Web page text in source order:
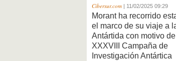
Cibersur.com 11/02/2025 09:29
Morant ha recorrido
el marco de su viaje a
Antártida con motivo
XXXVIII Campaña de
Investigación Antártica